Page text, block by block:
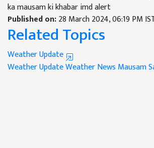
ka mausam ki khabar imd alert
Published on:28 March 2024, 06:19 PM
Related Topics
Weather Update
Weather UpdateWeather News Mausam